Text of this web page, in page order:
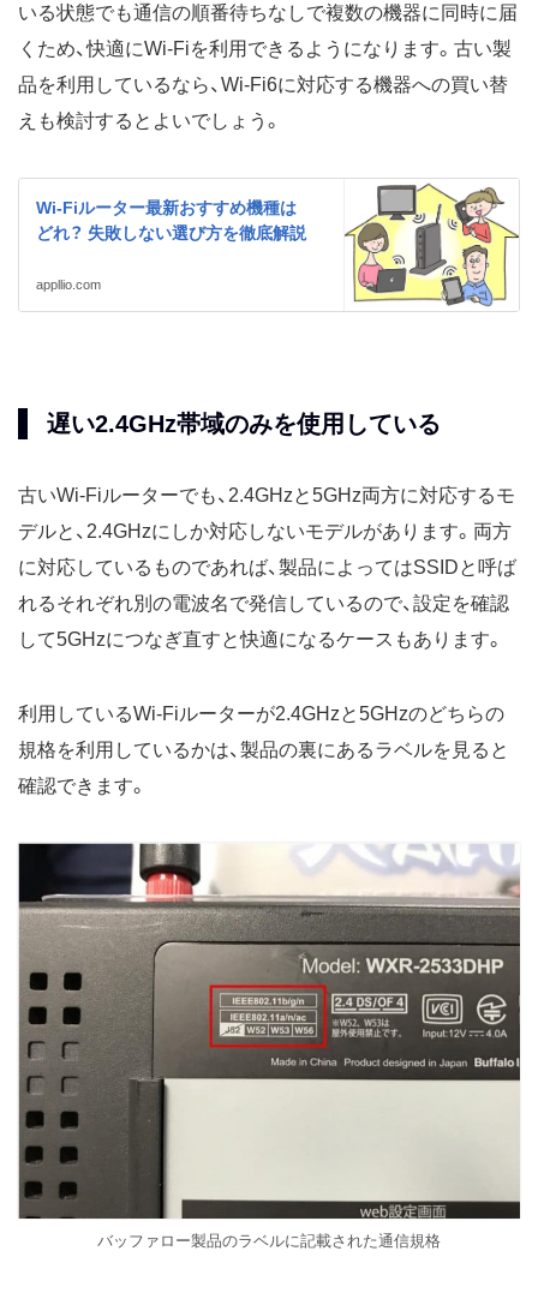
いる状態でも通信の順番待ちなしで複数の機器に同時に届
くため、快適にWi-Fiを利用できるようになります。古い製
品を利用しているなら、Wi-Fi6に対応する機器への買い替
えも検討するとよいでしょう。
Wi-Fiルーター最新おすすめ機種は
どれ？ 失敗しない選び方を徹底解説
appllio.com
遅い2.4GHz帯域のみを使用している
古いWi-Fiルーターでも、2.4GHzと5GHz両方に対応するモ
デルと、2.4GHzにしか対応しないモデルがあります。両方
に対応しているものであれば、製品によってはSSIDと呼ば
れるそれぞれ別の電波名で発信しているので、設定を確認
して5GHzにつなぎ直すと快適になるケースもあります。
利用しているWi-Fiルーターが2.4GHzと5GHzのどちらの
規格を利用しているかは、製品の裏にあるラベルを見ると
確認できます。
バッファロー製品のラベルに記載された通信規格